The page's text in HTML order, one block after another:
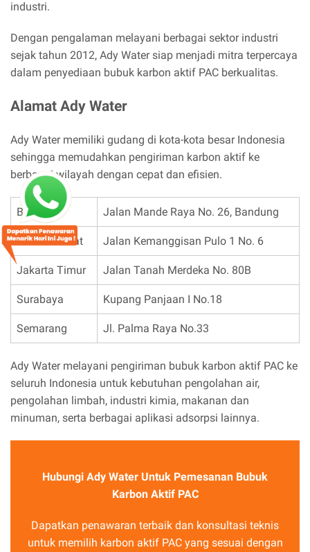
industri.
Dengan pengalaman melayani berbagai sektor industri
sejak tahun 2012, Ady Water siap menjadi mitra terpercaya
dalam penyediaan bubuk karbon aktif PAC berkualitas.
Alamat Ady Water
Ady Water memiliki gudang di kota-kota besar Indonesia
sehingga memudahkan pengiriman karbon aktif ke
berbagai wilayah dengan cepat dan efisien.
Bandung Jalan Mande Raya No. 26, Bandung
Jakarta Barat Jalan Kemanggisan Pulo 1 No. 6
Jakarta Timur Jalan Tanah Merdeka No. 80B
Surabaya Kupang Panjaan I No.18
Semarang Jl. Palma Raya No.33
Ady Water melayani pengiriman bubuk karbon aktif PAC ke
seluruh Indonesia untuk kebutuhan pengolahan air,
pengolahan limbah, industri kimia, makanan dan
minuman, serta berbagai aplikasi adsorpsi lainnya.
Hubungi Ady Water Untuk Pemesanan Bubuk
Karbon Aktif PAC
Dapatkan penawaran terbaik dan konsultasi teknis
untuk memilih karbon aktif PAC yang sesuai dengan